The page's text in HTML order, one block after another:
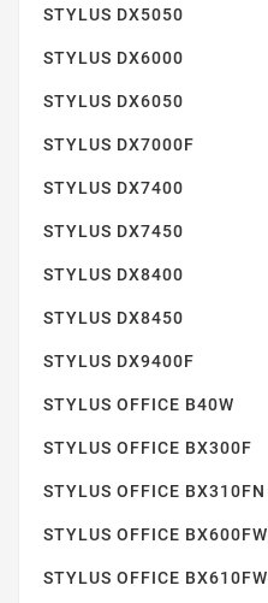
STYLUS DX5050
STYLUS DX6000
STYLUS DX6050
STYLUS DX7000F
STYLUS DX7400
STYLUS DX7450
STYLUS DX8400
STYLUS DX8450
STYLUS DX9400F
STYLUS OFFICE B40W
STYLUS OFFICE BX300F
STYLUS OFFICE BX310FN
STYLUS OFFICE BX600FW
STYLUS OFFICE BX610FW